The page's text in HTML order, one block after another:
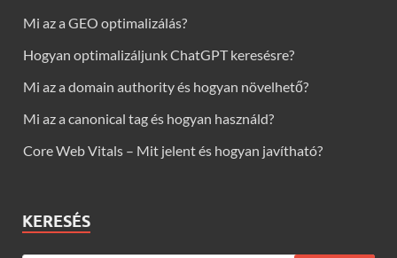
Mi az a GEO optimalizálás?
Hogyan optimalizáljunk ChatGPT keresésre?
Mi az a domain authority és hogyan növelhető?
Mi az a canonical tag és hogyan használd?
Core Web Vitals – Mit jelent és hogyan javítható?
KERESÉS